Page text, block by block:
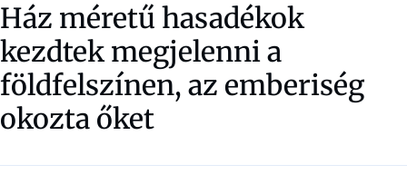
Ház méretű hasadékok
kezdtek megjelenni a
földfelszínen, az emberiség
okozta őket